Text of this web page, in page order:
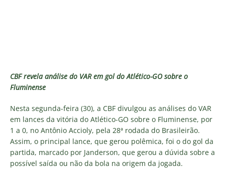
CBF revela análise do VAR em gol do Atlético-GO sobre o
Fluminense
Nesta segunda-feira (30), a CBF divulgou as análises do VAR
em lances da vitória do Atlético-GO sobre o Fluminense, por
1 a 0, no Antônio Accioly, pela 28ª rodada do Brasileirão.
Assim, o principal lance, que gerou polêmica, foi o do gol da
partida, marcado por Janderson, que gerou a dúvida sobre a
possível saída ou não da bola na origem da jogada.